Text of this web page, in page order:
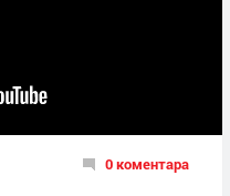
0 коментара